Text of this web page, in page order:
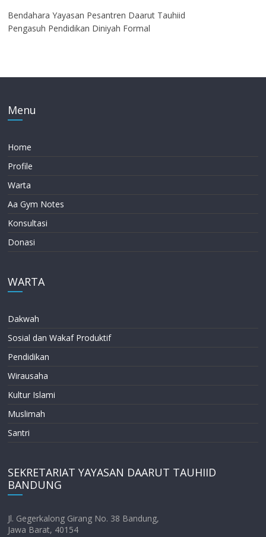
Bendahara Yayasan Pesantren Daarut Tauhiid
Pengasuh Pendidikan Diniyah Formal
Menu
Home
Profile
Warta
Aa Gym Notes
Konsultasi
Donasi
WARTA
Dakwah
Sosial dan Wakaf Produktif
Pendidikan
Wirausaha
Kultur Islami
Muslimah
Santri
SEKRETARIAT YAYASAN DAARUT TAUHIID
BANDUNG
Jl. Gegerkalong Girang No. 38 Bandung,
Jawa Barat, 40154